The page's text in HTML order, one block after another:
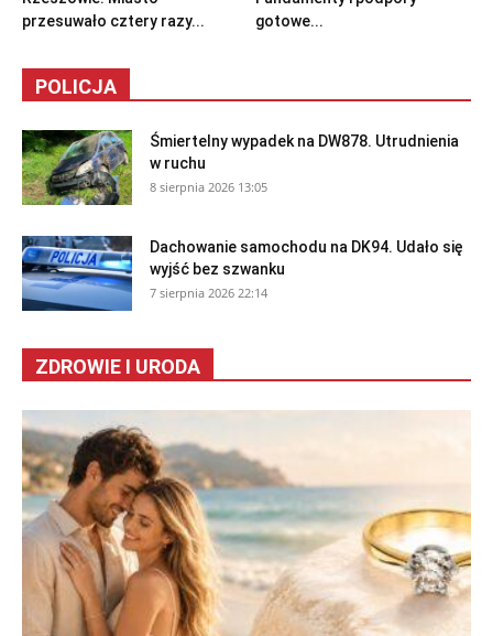
przesuwało cztery razy...
gotowe...
POLICJA
Śmiertelny wypadek na DW878. Utrudnienia
w ruchu
8 sierpnia 2026 13:05
Dachowanie samochodu na DK94. Udało się
wyjść bez szwanku
7 sierpnia 2026 22:14
ZDROWIE I URODA